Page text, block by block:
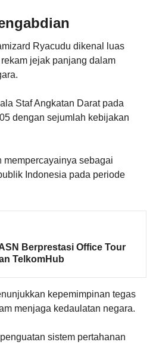
Ryacudu dikenal luas
jejak panjang dalam
Staf Angkatan Darat pada
dengan sejumlah kebijakan
mempercayainya sebagai
Indonesia pada periode
Berprestasi Office Tour
TelkomHub
kepemimpinan tegas
menjaga kedaulatan negara.
sistem pertahanan